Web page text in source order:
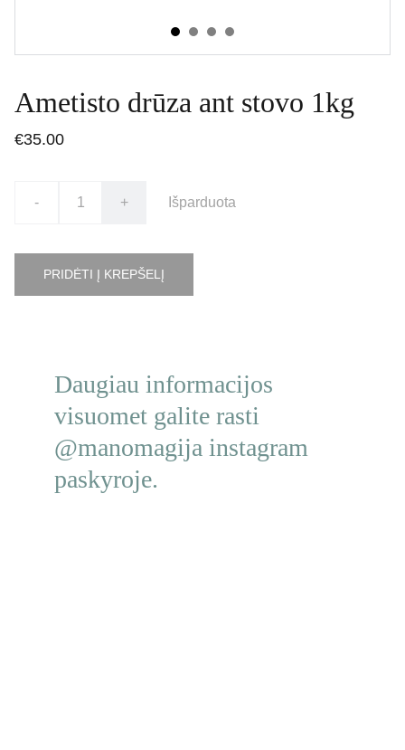
Ametisto drūza ant stovo 1kg
€35.00
- + Išparduota
PRIDĖTI Į KREPŠELĮ
Daugiau informacijos
visuomet galite rasti
@manomagija instagram
paskyroje.